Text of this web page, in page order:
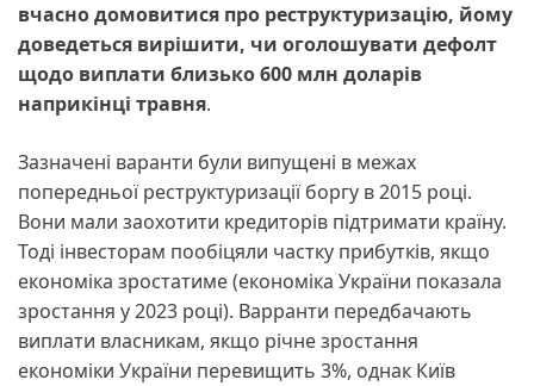
вчасно домовитися про реструктуризацію, йому
доведеться вирішити, чи оголошувати дефолт
щодо виплати близько 600 млн доларів
наприкінці травня.
Зазначені варанти були випущені в межах
попередньої реструктуризації боргу в 2015 році.
Вони мали заохотити кредиторів підтримати країну.
Тоді інвесторам пообіцяли частку прибутків, якщо
економіка зростатиме (економіка України показала
зростання у 2023 році). Варранти передбачають
виплати власникам, якщо річне зростання
економіки України перевищить 3%, однак Київ